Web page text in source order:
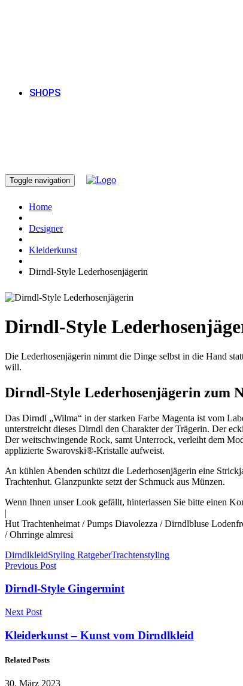
SHOPS
Toggle navigation
Home
Designer
Kleiderkunst
Dirndl-Style Lederhosenjägerin
Dirndl-Style
Die Lederhosenjägerin nimmt die Dinge selbst in die Hand
will.
Dirndl-Style Lederhosenjägerin zum
Das Dirndl „Wilma“ in der starken Farbe Magenta ist vom
unterstreicht dieses Dirndl den Charakter der Trägerin. Der
Der weitschwingende Rock, samt Unterrock, verleiht dem
applizierte Swarovski®-Kristalle aufweist.
An kühlen Abenden schützt die Lederhosenjägerin eine
Trachtenhut. Glanzpunkte setzt der Schmuck aus Münzen.
Wenn Ihnen unser Look gefällt, hinterlassen Sie bitte einen
|
Hut Trachtenheimat / Pumps Diavolezza / Dirndlbluse
/ Ohrringe almresi
DirndlkleidStyling RatgeberTrachtenstyling
Previous Post
Dirndl-Style Gingermint
Next Post
Kleiderkunst – Kunst vom Dirndlkleid
Related Posts
30. März 2023